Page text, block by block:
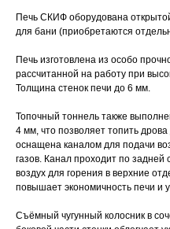
Печь СКИФ оборудована
для бани (приобретаются
Печь изготовлена из особо
рассчитанной на работу при
Толщина стенок печи до 6 мм.
Топочный тоннель также
4 мм, что позволяет топить
оснащена каналом для подачи
газов. Канал проходит по задней
воздух для горения в верхние
повышает экономичность печи и
Съёмный чугунный колосник в